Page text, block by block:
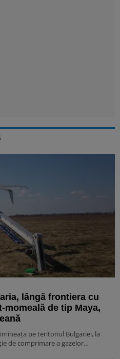
lângă frontiera cu
momeală de tip Maya,
pe teritoriul Bulgariei, la
de comprimare a gazelor…